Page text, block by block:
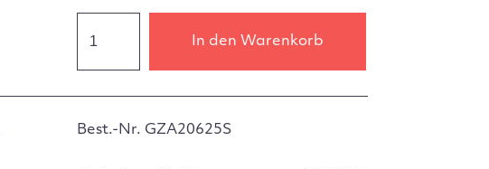
In den Warenkorb
Best.-Nr. GZA20625S